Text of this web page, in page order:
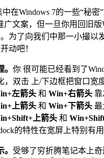
在Windows 7的一些“秘
广文案，但一旦你用回旧版
为了向我们中那一小撮以
动吧！
你 很可能已经看到了
，双击 上/下边框把窗口宽
左箭头 和 Win+右箭头 靠
上箭头 和 Win+下箭头 最
上箭头 和
的特性在宽屏上特别有用
受够了穷折腾笔记本上